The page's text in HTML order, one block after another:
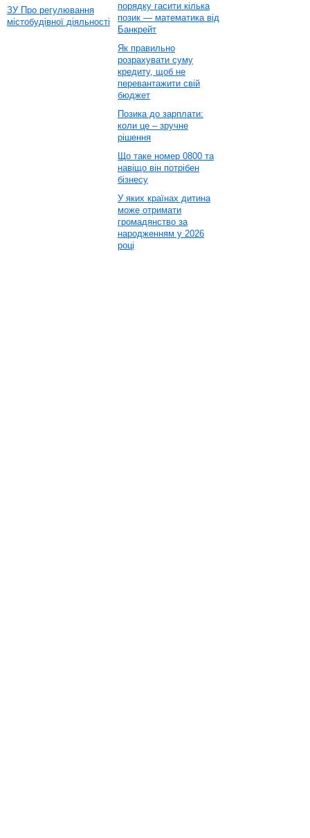
ЗУ Про регулювання
містобудівної діяльності
порядку гасити кілька
позик — математика від
Банкрейт
Як правильно
розрахувати суму
кредиту, щоб не
перевантажити свій
бюджет
Позика до зарплати:
коли це – зручне
рішення
Що таке номер 0800 та
навіщо він потрібен
бізнесу
У яких країнах дитина
може отримати
громадянство за
народженням у 2026
році